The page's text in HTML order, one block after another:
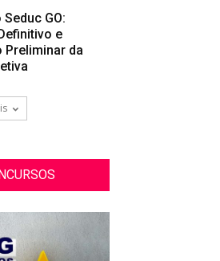
GO:
e
Preliminar da